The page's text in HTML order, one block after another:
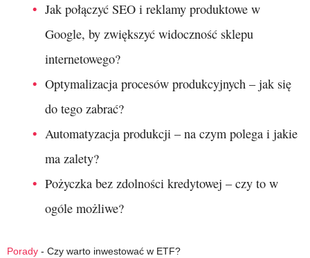
Jak połączyć SEO i reklamy produktowe w
Google, by zwiększyć widoczność sklepu
internetowego?
Optymalizacja procesów produkcyjnych – jak się
do tego zabrać?
Automatyzacja produkcji – na czym polega i jakie
ma zalety?
Pożyczka bez zdolności kredytowej – czy to w
ogóle możliwe?
Porady - Czy warto inwestować w ETF?